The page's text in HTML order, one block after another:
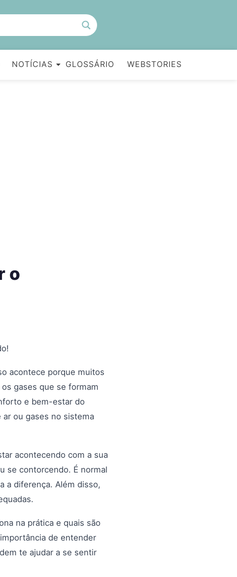
NOTÍCIAS GLOSSÁRIO WEBSTORIES
o
acontece porque muitos
gases que se formam
e bem-estar do
ar ou gases no sistema
acontecendo com a sua
se contorcendo. É normal
a diferença. Além disso,
na prática e quais são
de entender
te ajudar a se sentir